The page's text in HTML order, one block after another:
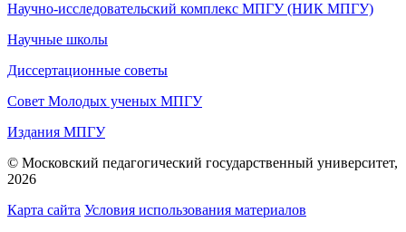
Научно-исследовательский комплекс МПГУ (НИК МПГУ)
Научные школы
Диссертационные советы
Совет Молодых ученых МПГУ
Издания МПГУ
© Московский педагогический государственный университет,
2026
Карта сайта Условия использования материалов